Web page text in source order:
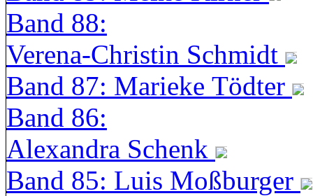
Band 88:
Verena-Christin Schmidt
Band 87: Marieke Tödter
Band 86:
Alexandra Schenk
Band 85: Luis Moßburger